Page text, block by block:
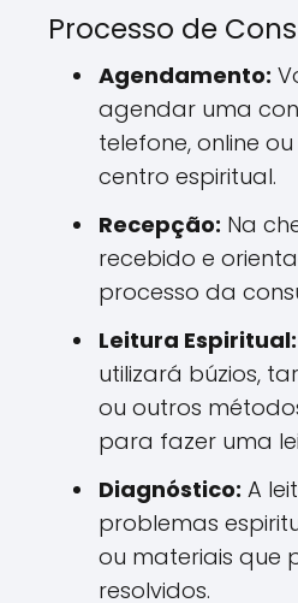
Processo de
Agendamento:
agendar uma
telefone, online
centro espiritual.
Recepção: Na
recebido e
processo da
Leitura Espiritual:
utilizará búzios,
ou outros
para fazer uma
Diagnóstico: A
problemas
ou materiais que
resolvidos.